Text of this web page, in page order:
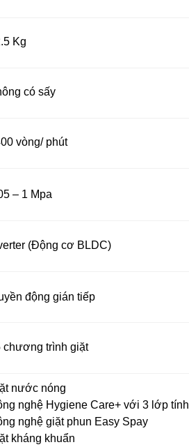
Kg
có sấy
vòng/ phút
– 1 Mpa
(Động cơ BLDC)
động gián tiếp
chương trình giặt
nước nóng
nghệ Hygiene Care+ với 3 lớp
nghệ giặt phun Easy Spay
kháng khuẩn